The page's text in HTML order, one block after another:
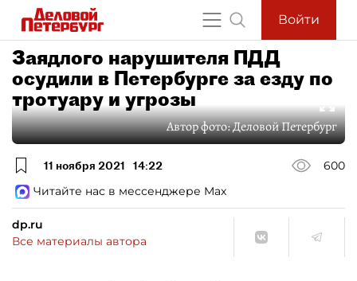
Войти
Заядлого нарушителя ПДД
осудили в Петербурге за езду по
тротуару и угрозы
Автор фото:Деловой Петербург
11 ноября 2021 14:22
600
Читайте нас в мессенджере Max
dp.ru
Все материалы автора